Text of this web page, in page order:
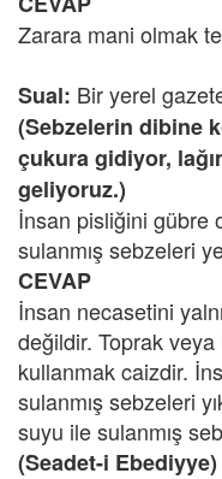
Zarara mani olmak
Sual: Bir yerel
(Sebzelerin dibine
çukura gidiyor,
geliyoruz.)
İnsan pisliğini gübre
sulanmış sebzeleri
CEVAP
İnsan necasetini
değildir. Toprak veya
kullanmak caizdir.
sulanmış sebzeleri
suyu ile sulanmış
(Seadet-i Ebediyye)